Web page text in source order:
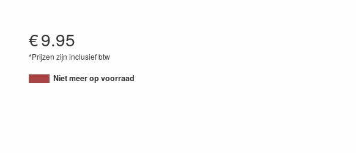
€9.95
*Prijzen zijn inclusief btw
8712051220918
Niet meer op voorraad